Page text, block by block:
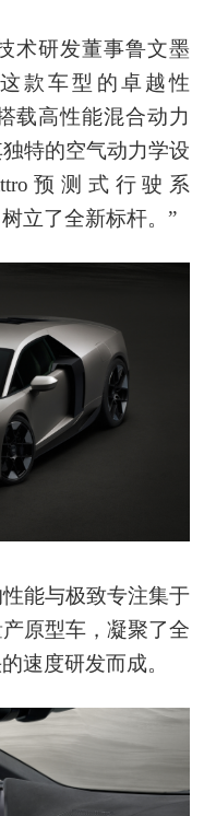
术研发董事鲁文墨
这款车型的卓越性
载高性能混合动力
特的空气动力学设
预测式行驶系
立了全新标杆。”
能与极致专注集于
原型车，凝聚了全
速度研发而成。